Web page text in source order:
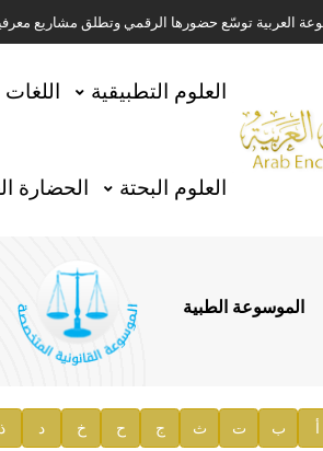
العربية توسّع حضورها الرقمي وتطلق مشاريع معرفية
الملك سلمان العالمي للغة العربية 2025
إياد خالد الطباع مدير عام لهيئة الموسوعة العربية
محمد ياسين صالح وزيرا للثقافة
مجلس الإدارة
السابع من موسوعة الآثار في سورية
العلوم التطبيقية اللغات
العلوم البحتة الحضارة
الموسوعة الطبية
أ ب ت ث ج ح خ د ذ